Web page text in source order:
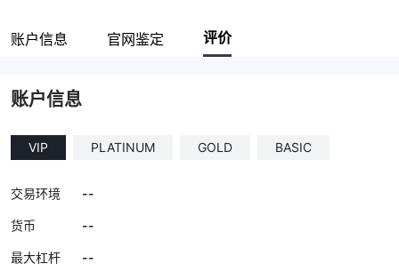
账户信息 官网鉴定 评价
账户信息
VIP PLATINUM GOLD BASIC
交易环境 --
货币 --
最大杠杆 --